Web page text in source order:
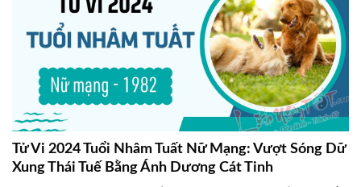
Tử Vi 2024 Tuổi Nhâm Tuất Nữ Mạng: Vượt Sóng Dữ
Xung Thái Tuế Bằng Ánh Dương Cát Tinh